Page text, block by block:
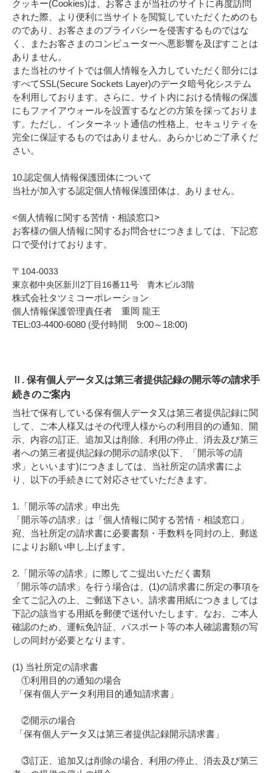
クッキー(Cookies)は、お客さまが当社のサイトに再度訪問
された際、より便利に当サイトを閲覧していただくためのも
のであり、お客さまのプライバシーを侵害するものではな
く、またお客さまのコンピューターへ悪影響を及ぼすことは
ありません。
また当社のサイトでは個人情報を入力していただく部分には
すべてSSL(Secure Sockets Layer)のデータ暗号化システム
を利用しております。さらに、サイト内における情報の保護
にもファイアウォールを設置するなどの方策を採っておりま
す。ただし、インターネット通信の性格上、セキュリティを
完全に保証するものではありません。あらかじめご了承くだ
さい。
10.認定個人情報保護団体について
当社が加入する認定個人情報保護団体は、ありません。
<個人情報に関する苦情・相談窓口>
お客様の個人情報に関するお問合せにつきましては、下記窓
口で受付けております。
〒 104-0033
東京都中央区新川2丁目16番11号 青木ビル3階
株式会社タツミコーポレーション
個人情報保護管理責任者 重岡 龍王
TEL:03‐4400‐6080 (受付時間 9:00～18:00)
Ⅱ. 保有個人データ又は第三者提供記録の開示等の請求手
続きのご案内
当社で保有している保有個人データ又は第三者提供記録に関
して、ご本人様又はその代理人様からの利用目的の通知、開
示、内容の訂正、追加又は削除、利用の停止、消去及び第三
者への第三者提供記録の開示の請求(以下、「開示等の請
求」といいます)につきましては、当社所定の請求書によ
り、以下の手続きにて対応させていただきます。
1.「開示等の請求」申出先
「開示等の請求」は「個人情報に関する苦情・相談窓口」
宛、当社所定の請求書に必要書類・手数料を同封の上、郵送
によりお願い申し上げます。
2.「開示等の請求」に際してご提出いただく書類
「開示等の請求」を行う場合は、(1)の請求書に所定の事項を
全てご記入の上、ご郵送下さい。請求書用紙につきましては
下記の該当する用紙を郵便で送付いたします。なお、ご本人
確認のため、運転免許証、パスポート等の本人確認書類の写
しの同封が必要となります。
(1) 当社所定の請求書
①利用目的の通知の場合
「保有個人データ利用目的通知請求書」
②開示の場合
「保有個人データ又は第三者提供記録開示請求書」
③訂正、追加又は削除の場合、利用の停止、消去及び第三